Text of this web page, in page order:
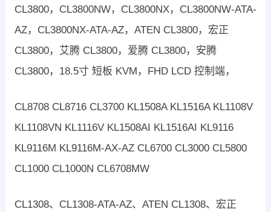
CL3800，CL3800NW，CL3800NX，CL3800NW-ATA-
AZ，CL3800NX-ATA-AZ，ATEN CL3800，宏正
CL3800，艾腾 CL3800，爱腾 CL3800，安腾
CL3800，18.5寸 短板 KVM，FHD LCD 控制端，
CL8708 CL8716 CL3700 KL1508A KL1516A KL1108V
KL1108VN KL1116V KL1508AI KL1516AI KL9116
KL9116M KL9116M-AX-AZ CL6700 CL3000 CL5800
CL1000 CL1000N CL6708MW
CL1308、CL1308-ATA-AZ、ATEN CL1308、宏正